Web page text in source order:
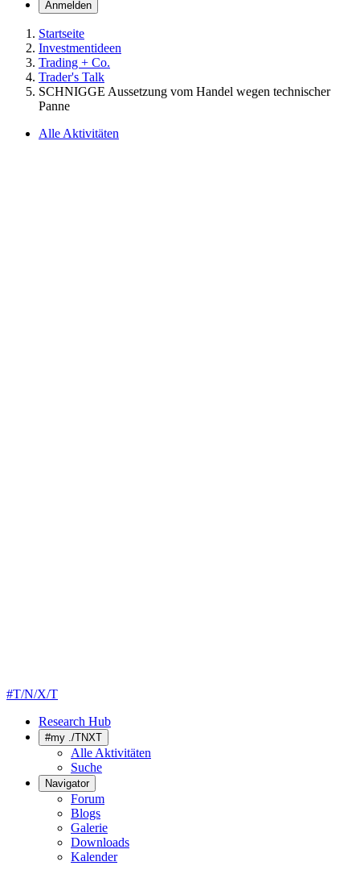
Anmelden
Startseite
Investmentideen
Trading + Co.
Trader's Talk
SCHNIGGE Aussetzung vom Handel wegen technischer
Panne
Alle Aktivitäten
#T/N/X/T
Research Hub
#my ./TNXT
Alle Aktivitäten
Suche
Navigator
Forum
Blogs
Galerie
Downloads
Kalender